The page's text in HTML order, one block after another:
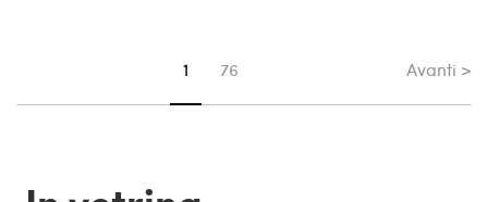
Sei su pagina
1 76 Avanti >